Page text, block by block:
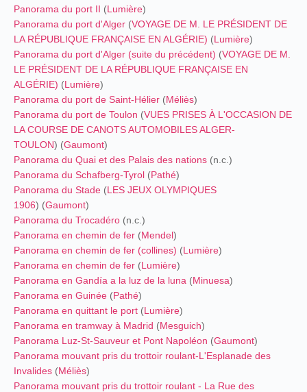
Panorama du port II (Lumière)
Panorama du port d'Alger (VOYAGE DE M. LE PRÉSIDENT DE
LA RÉPUBLIQUE FRANÇAISE EN ALGÉRIE) (Lumière)
Panorama du port d'Alger (suite du précédent) (VOYAGE DE M.
LE PRÉSIDENT DE LA RÉPUBLIQUE FRANÇAISE EN
ALGÉRIE) (Lumière)
Panorama du port de Saint-Hélier (Méliès)
Panorama du port de Toulon (VUES PRISES À L'OCCASION DE
LA COURSE DE CANOTS AUTOMOBILES ALGER-
TOULON) (Gaumont)
Panorama du Quai et des Palais des nations (n.c.)
Panorama du Schafberg-Tyrol (Pathé)
Panorama du Stade (LES JEUX OLYMPIQUES
1906) (Gaumont)
Panorama du Trocadéro (n.c.)
Panorama en chemin de fer (Mendel)
Panorama en chemin de fer (collines) (Lumière)
Panorama en chemin de fer (Lumière)
Panorama en Gandía a la luz de la luna (Minuesa)
Panorama en Guinée (Pathé)
Panorama en quittant le port (Lumière)
Panorama en tramway à Madrid (Mesguich)
Panorama Luz-St-Sauveur et Pont Napoléon (Gaumont)
Panorama mouvant pris du trottoir roulant-L'Esplanade des
Invalides (Méliès)
Panorama mouvant pris du trottoir roulant - La Rue des